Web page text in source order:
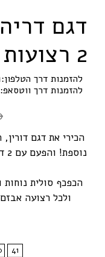
דגם
2 רצועות אבזם
להזמנות דרך הטלפון:
להזמנות דרך ווטסאפ:
הכירי את דגם
ולכל רצועה
41